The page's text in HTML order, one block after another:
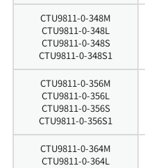
CTU9811-0-348M
CTU9811-0-348L
CTU9811-0-348S
CTU9811-0-348S1
CTU9811-0-356M
CTU9811-0-356L
CTU9811-0-356S
CTU9811-0-356S1
CTU9811-0-364M
CTU9811-0-364L